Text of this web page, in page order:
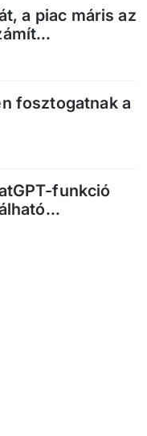
a piac máris az
fosztogatnak a
funkció